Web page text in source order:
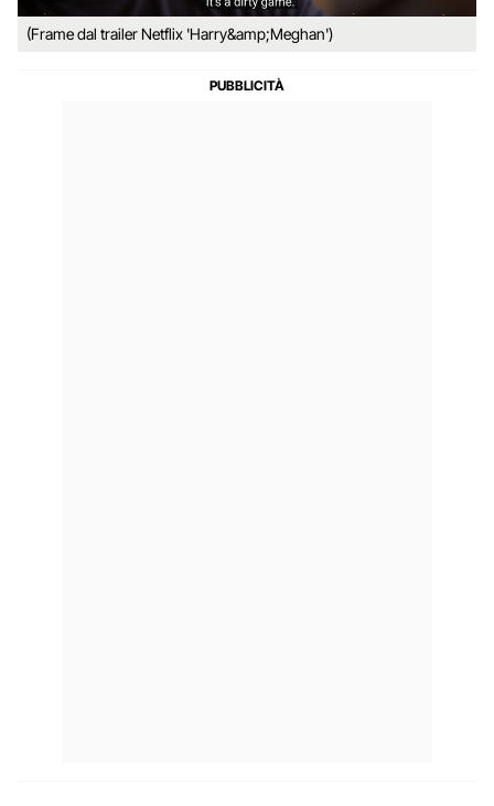
(Frame dal trailer Netflix 'Harry&amp;Meghan')